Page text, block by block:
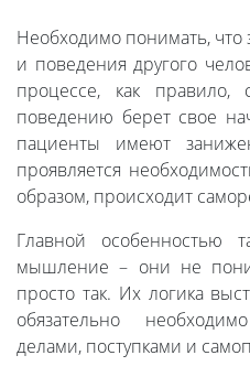
Необходимо понимать,
и поведения другого
процессе, как правило,
поведению берет свое
пациенты имеют
проявляется
образом, происходит
Главной особенностью
мышление – они не
просто так. Их логика
обязательно
делами, поступками и